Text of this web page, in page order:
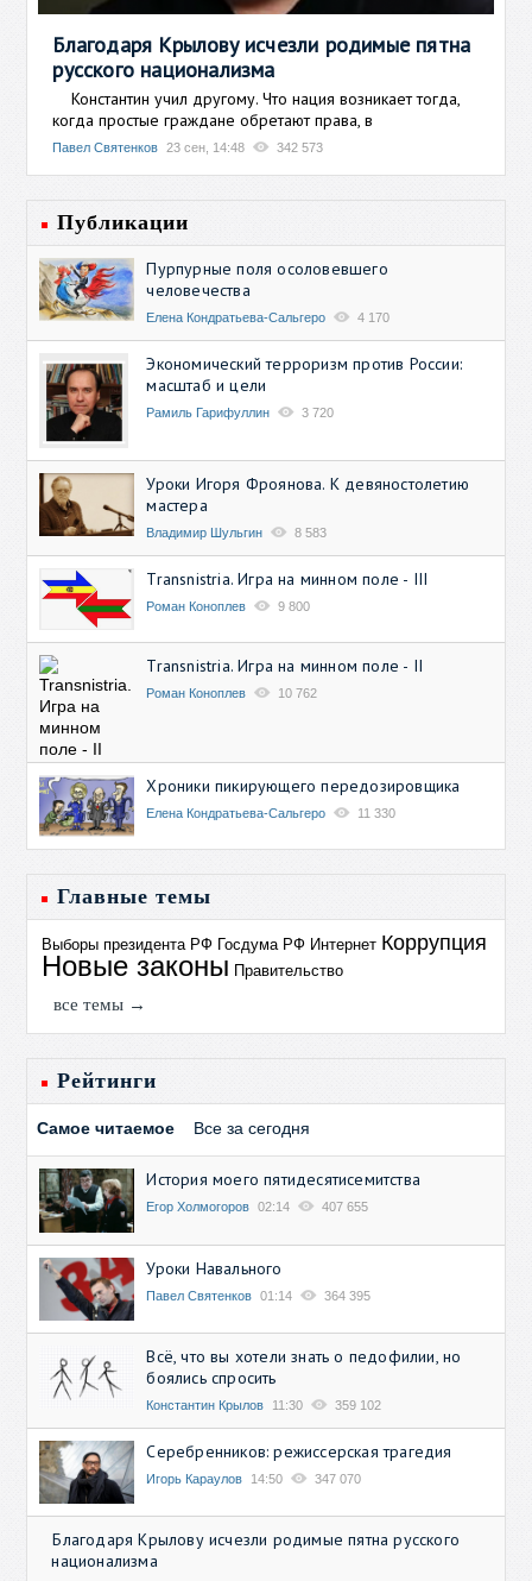
Благодаря Крылову исчезли родимые пятна
русского национализма
Константин учил другому. Что нация возникает тогда,
когда простые граждане обретают права, в
Павел Святенков 23 сен, 14:48 342 573
Публикации
Пурпурные поля осоловевшего
человечества
Елена Кондратьева-Сальгеро 4 170
Экономический терроризм против России:
масштаб и цели
Рамиль Гарифуллин 3 720
Уроки Игоря Фроянова. К девяностолетию
мастера
Владимир Шульгин 8 583
Transnistria. Игра на минном поле - III
Роман Коноплев 9 800
Transnistria. Игра на минном поле - II
Роман Коноплев 10 762
Хроники пикирующего передозировщика
Елена Кондратьева-Сальгеро 11 330
Главные темы
Выборы президента РФ Госдума РФ Интернет Коррупция
Новые законы Правительство
все темы →
Рейтинги
Самое читаемое Все за сегодня
История моего пятидесятисемитства
Егор Холмогоров 02:14 407 655
Уроки Навального
Павел Святенков 01:14 364 395
Всё, что вы хотели знать о педофилии, но
боялись спросить
Константин Крылов 11:30 359 102
Серебренников: режиссерская трагедия
Игорь Караулов 14:50 347 070
Благодаря Крылову исчезли родимые пятна русского
национализма